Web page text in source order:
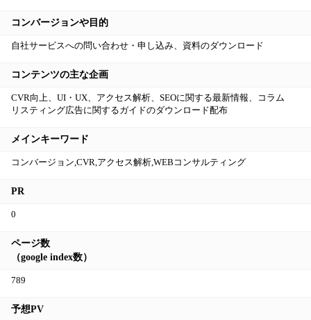
コンバージョンや目的
自社サービスへの問い合わせ・申し込み、資料のダウンロード
コンテンツの主な企画
CVR向上、UI・UX、アクセス解析、SEOに関する最新情報、コラム
リスティング広告に関するガイドのダウンロード配布
メインキーワード
コンバージョン,CVR,アクセス解析,WEBコンサルティング
PR
0
ページ数
（google index数）
789
予想PV